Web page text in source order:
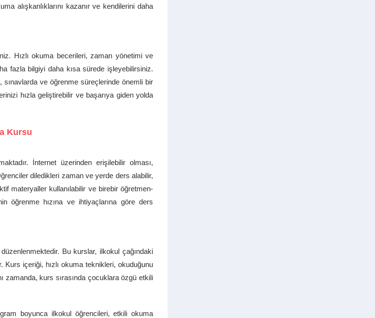
alışkanlıklarını kazanır ve kendilerini daha
Hızlı okuma becerileri, zaman yönetimi ve
fazla bilgiyi daha kısa sürede işleyebilirsiniz.
ve öğrenme süreçlerinde önemli bir
hızla geliştirebilir ve başarıya giden yolda
İnternet üzerinden erişilebilir olması,
diledikleri zaman ve yerde ders alabilir,
materyaller kullanılabilir ve birebir öğretmen-
öğrenme hızına ve ihtiyaçlarına göre ders
Bu kurslar, ilkokul çağındaki
içeriği, hızlı okuma teknikleri, okuduğunu
zamanda, kurs sırasında çocuklara özgü etkili
boyunca ilkokul öğrencileri, etkili okuma